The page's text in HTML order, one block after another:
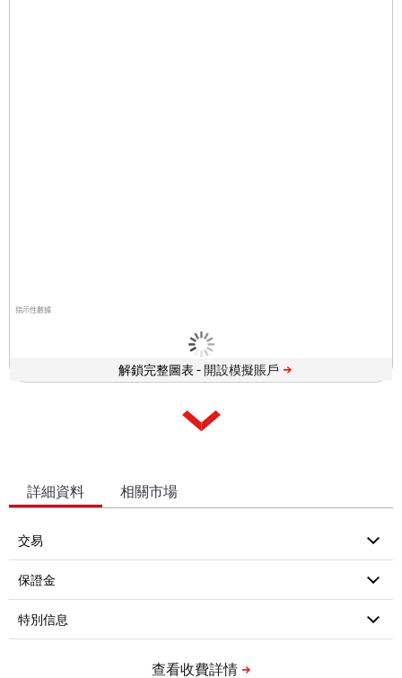
指示性數據
解鎖完整圖表 -
詳細資料 相關市場